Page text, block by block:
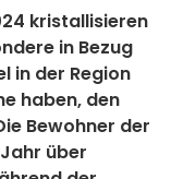
kristallisieren
in Bezug
in der Region
haben, den
Bewohner der
über